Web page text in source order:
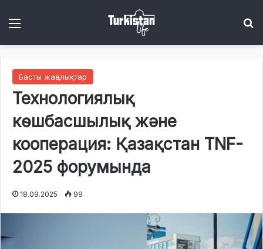
Басты жаңалықтар
Технологиялық
көшбасшылық және
кооперация: Қазақстан TNF-
2025 форумында
18.09.2025 99